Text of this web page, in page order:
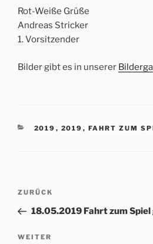
Rot-Weiße Grüße
Andreas Stricker
1. Vorsitzender
Bilder gibt es in unserer
KATEGORIEN
2019 , 2019 , FAHRT ZUM
Beitrags-
Vorheriger
Beitrag
ZURÜCK
18.05.2019 Fahrt zum
Nächster
WEITER